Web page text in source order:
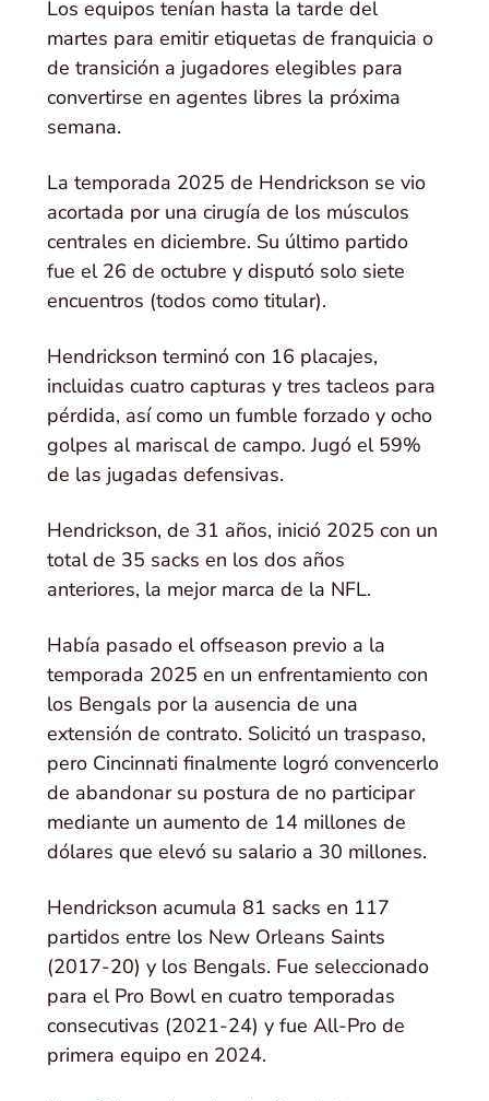
Los equipos tenían hasta la tarde del
martes para emitir etiquetas de franquicia o
de transición a jugadores elegibles para
convertirse en agentes libres la próxima
semana.
La temporada 2025 de Hendrickson se vio
acortada por una cirugía de los músculos
centrales en diciembre. Su último partido
fue el 26 de octubre y disputó solo siete
encuentros (todos como titular).
Hendrickson terminó con 16 placajes,
incluidas cuatro capturas y tres tacleos para
pérdida, así como un fumble forzado y ocho
golpes al mariscal de campo. Jugó el 59%
de las jugadas defensivas.
Hendrickson, de 31 años, inició 2025 con un
total de 35 sacks en los dos años
anteriores, la mejor marca de la NFL.
Había pasado el offseason previo a la
temporada 2025 en un enfrentamiento con
los Bengals por la ausencia de una
extensión de contrato. Solicitó un traspaso,
pero Cincinnati finalmente logró convencerlo
de abandonar su postura de no participar
mediante un aumento de 14 millones de
dólares que elevó su salario a 30 millones.
Hendrickson acumula 81 sacks en 117
partidos entre los New Orleans Saints
(2017-20) y los Bengals. Fue seleccionado
para el Pro Bowl en cuatro temporadas
consecutivas (2021-24) y fue All-Pro de
primera equipo en 2024.